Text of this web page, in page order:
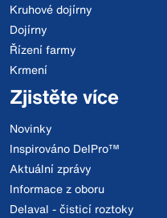
Kruhové dojírny
Dojírny
Řízení farmy
Krmení
Zjistěte více
Novinky
Inspirováno DelPro™
Aktuální zprávy
Informace z oboru
Delaval - čisticí roztoky